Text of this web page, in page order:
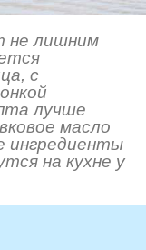
не лишним
с
лучше
масло
ингредиенты
на кухне у